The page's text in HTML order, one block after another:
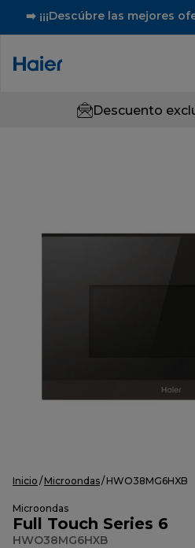
➡️ ¡¡¡Descúbre las mejores
Descuento
Inicio Microondas HWO38MG6HXB
Microondas
Full Touch Series 6
HWO38MG6HXB